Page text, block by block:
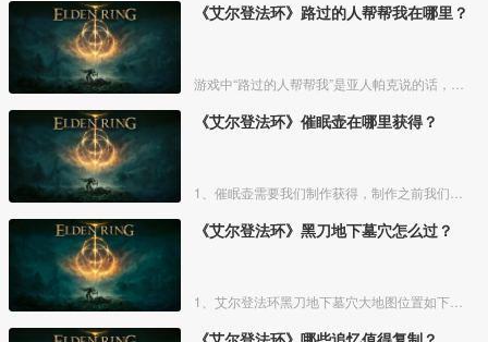
《艾尔登法环》路过的人帮帮我在哪里？
《艾尔登法环》催眠壶在哪里获得？
《艾尔登法环》黑刀地下墓穴怎么过？